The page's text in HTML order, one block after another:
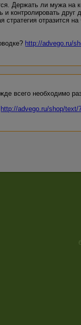
Держать ли мужа на
и контролировать друг
стратегия отразится
http://advego.ru/
всего необходимо
http://advego.ru/shop/text/